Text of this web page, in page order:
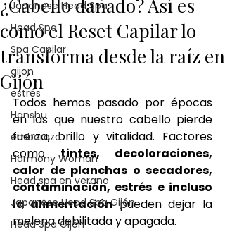
Japanese Head Spa
Head Spa
Spa Capilar
gijon
estrés
Hanshu
embarazo
Harmony Woman
Head spa en verano
Japanese Head Spa Gijón
Head Spa Gijón
¿Cabello dañado? Así es
como el Reset Capilar lo
transforma desde la raíz en
Gijón
Todos hemos pasado por épocas
en las que nuestro cabello pierde
fuerza, brillo y vitalidad. Factores
como tintes, decoloraciones,
calor de planchas o secadores,
contaminación, estrés e incluso
la alimentación pueden dejar la
melena debilitada y apagada.